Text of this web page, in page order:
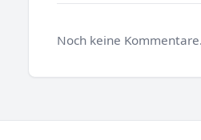
Noch keine Kommentare.